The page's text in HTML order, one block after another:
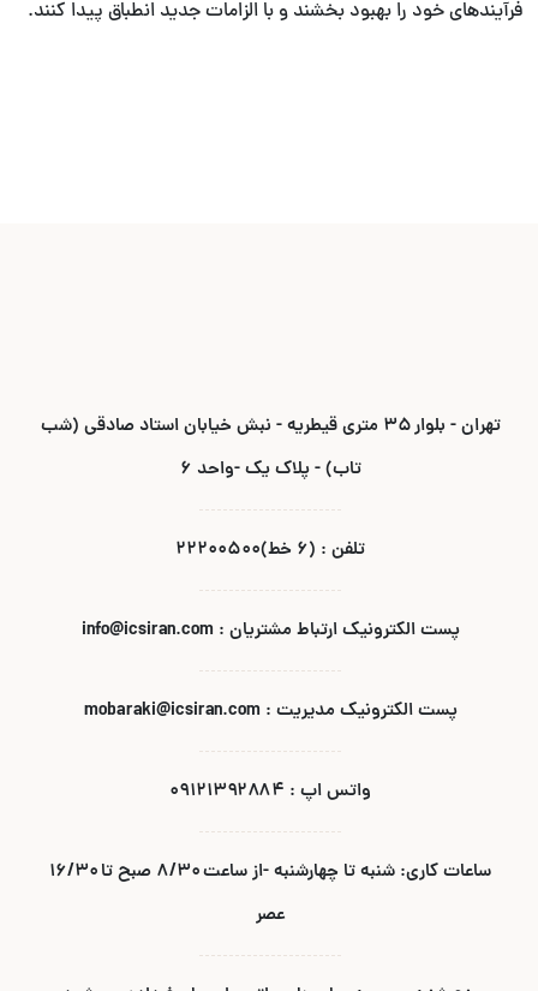
فرآیندهای خود را بهبود بخشند و با الزامات جدید انطباق پیدا کنند.
تهران - بلوار ۳۵ متری قیطریه - نبش خیابان استاد صادقی (شب
تاب) - پلاک یک -واحد ۶
تلفن : (۶ خط)۲۲۲۰۰۵۰۰
پست الکترونیک ارتباط مشتریان : info@icsiran.com
پست الکترونیک مدیریت : mobaraki@icsiran.com
واتس اپ : ۰۹۱۲۱۳۹۲۸۸۴
ساعات کاری: شنبه تا چهارشنبه -از ساعت ۸/۳۰ صبح تا ۱۶/۳۰
عصر